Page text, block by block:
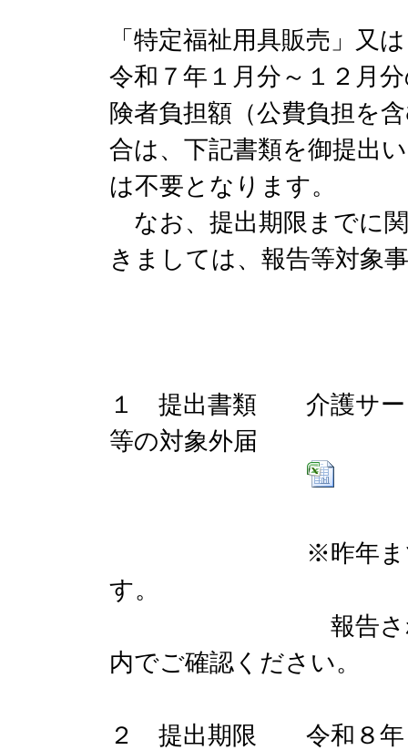
「特定福祉用具販売」又
令和７年１月分～１２月
険者負担額（公費負担を
合は、下記書類を御提出
は不要となります。
なお、提出期限までに
きましては、報告等対象
１ 提出書類 介護サー
等の対象外届
※昨年までの「内
す。
報告される金額
内でご確認ください。
２ 提出期限 令和８年